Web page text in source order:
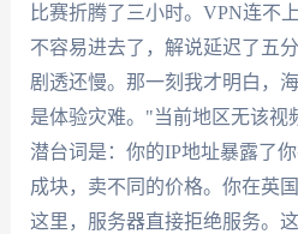
比赛折腾了三小时。VPN连不
不容易进去了，解说延迟了五
剧透还慢。那一刻我才明白，
是体验灾难。"当前地区无该视
潜台词是：你的IP地址暴露了
成块，卖不同的价格。你在英
这里，服务器直接拒绝服务。